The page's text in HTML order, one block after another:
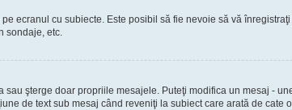
ecranul cu subiecte. Este posibil să fie nevoie să vă
sondaje, etc.
şterge doar propriile mesajele. Puteţi modifica un mesaj -
de text sub mesaj când reveniţi la subiect care arată de